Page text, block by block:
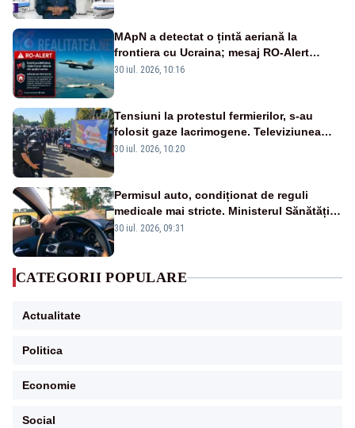
MApN a detectat o țintă aeriană la
frontiera cu Ucraina; mesaj RO-Alert
transmis în județul Tulcea
30 iul. 2026, 10:16
Tensiuni la protestul fermierilor, s-au
folosit gaze lacrimogene. Televiziunea
Poporului face apel la calm – LIVE TEXT
30 iul. 2026, 10:20
Permisul auto, condiționat de reguli
medicale mai stricte. Ministerul Sănătății
propune schimbări majore
30 iul. 2026, 09:31
CATEGORII POPULARE
Actualitate
Politica
Economie
Social